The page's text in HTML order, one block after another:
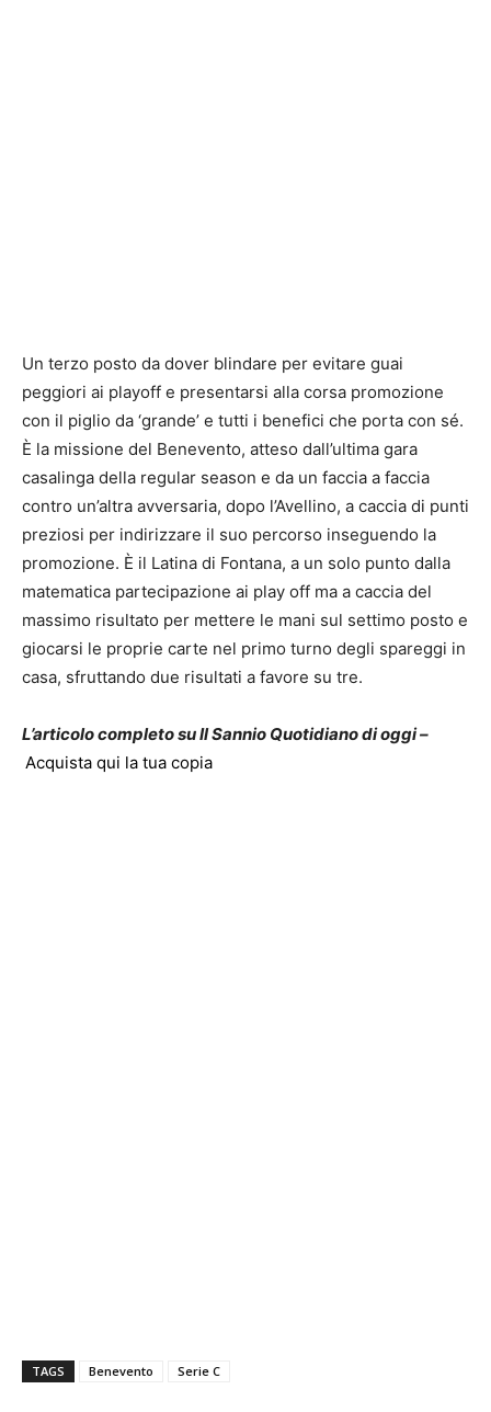
Un terzo posto da dover blindare per evitare guai
peggiori ai playoff e presentarsi alla corsa promozione
con il piglio da ‘grande’ e tutti i benefici che porta con sé.
È la missione del Benevento, atteso dall’ultima gara
casalinga della regular season e da un faccia a faccia
contro un’altra avversaria, dopo l’Avellino, a caccia di punti
preziosi per indirizzare il suo percorso inseguendo la
promozione. È il Latina di Fontana, a un solo punto dalla
matematica partecipazione ai play off ma a caccia del
massimo risultato per mettere le mani sul settimo posto e
giocarsi le proprie carte nel primo turno degli spareggi in
casa, sfruttando due risultati a favore su tre.
L’articolo completo su Il Sannio Quotidiano di oggi –
Acquista qui la tua copia
TAGS Benevento Serie C